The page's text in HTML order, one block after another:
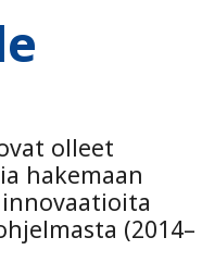
olleet
hakemaan
(2014–